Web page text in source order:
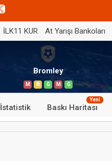
İLK11 KUR At Yarışı Bankoları
Bromley
M B G M G
İstatistik Baskı Haritası
Yeni